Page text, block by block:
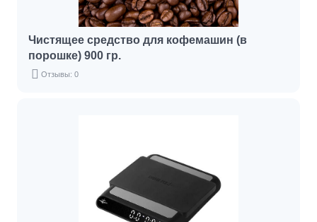
Чистящее средство для кофемашин (в
порошке) 900 гр.
Отзывы: 0